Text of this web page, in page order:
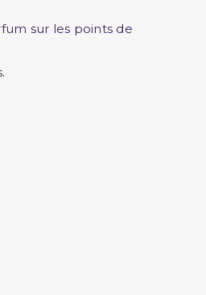
sur les points de